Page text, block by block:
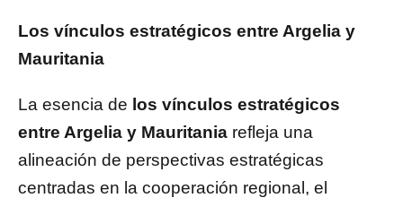
Los vínculos estratégicos entre Argelia y
Mauritania
La esencia de los vínculos estratégicos
entre Argelia y Mauritania refleja una
alineación de perspectivas estratégicas
centradas en la cooperación regional, el